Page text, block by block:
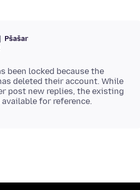
Pšašaŕ
been locked because the
deleted their account. While
post new replies, the existing